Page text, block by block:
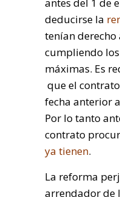
deducirse la
tenían derecho
cumpliendo
máximas. Es
que el
fecha anterior
Por lo tanto
contrato
ya tienen.
La reforma
arrendador de